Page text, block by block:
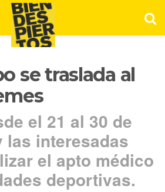
se traslada al
el 21 al 30 de
las interesadas
el apto médico
deportivas.